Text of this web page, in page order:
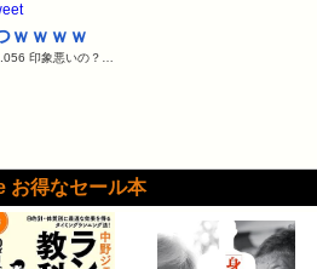
ｗｗｗｗ
印象悪いの？…
お得なセール本